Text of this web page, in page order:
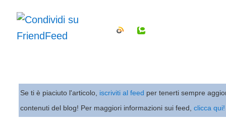
Se ti è piaciuto l'articolo, iscriviti al feed per tenerti sempre
contenuti del blog! Per maggiori informazioni sui feed, clicca qui!